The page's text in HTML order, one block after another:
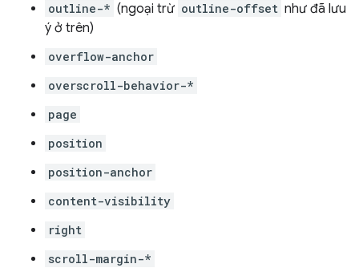
outline-* (ngoại trừ outline-offset như đã lưu
ý ở trên)
overflow-anchor
overscroll-behavior-*
page
position
position-anchor
content-visibility
right
scroll-margin-*